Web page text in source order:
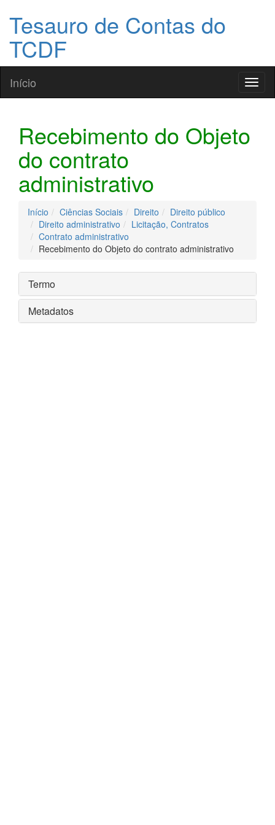
Tesauro de Contas do
TCDF
Início
Recebimento do Objeto
do contrato
administrativo
Início Ciências Sociais Direito
Direito público
Direito administrativo
Licitação, Contratos
Contrato administrativo
Recebimento do Objeto do contrato administrativo
Termo
Metadatos